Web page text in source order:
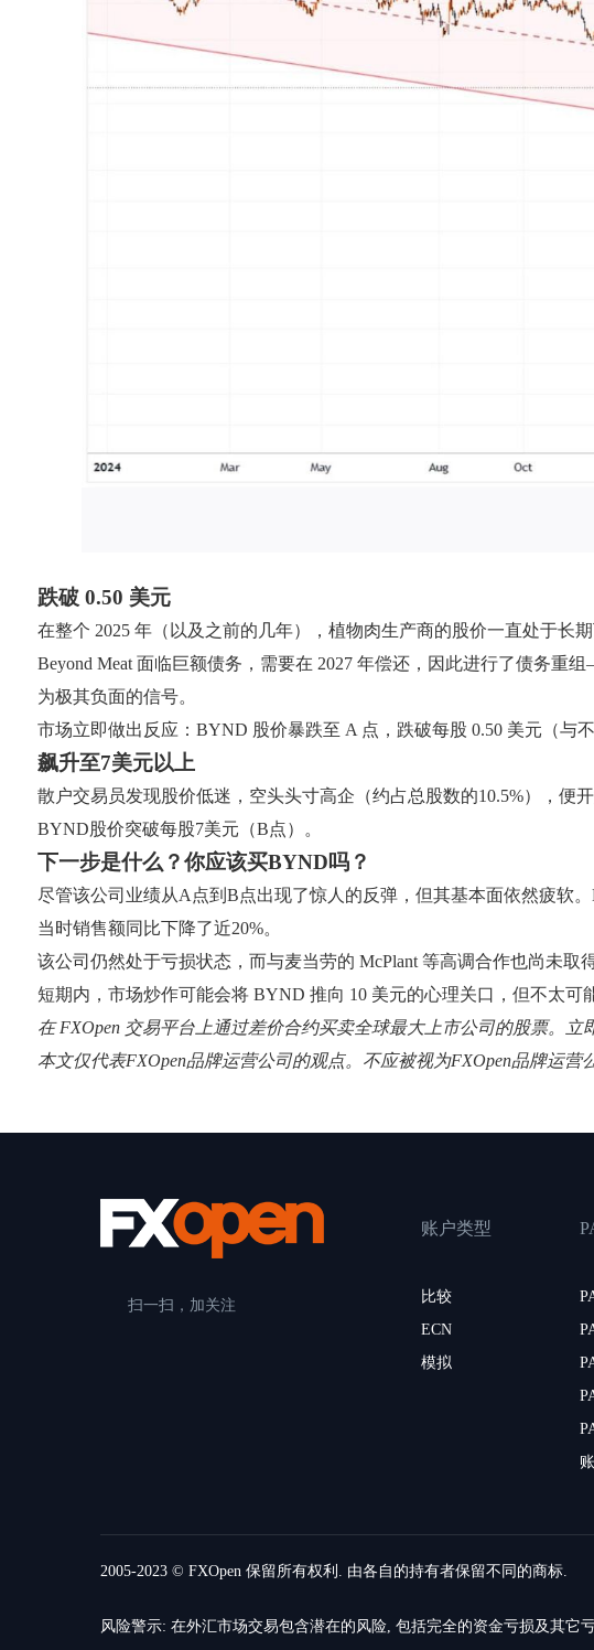
跌破 0.50 美元
在整个 2025 年（以及之前的几年），植物肉生产商的股价一直处于长
Beyond Meat 面临巨额债务，需要在 2027 年偿还，因此进行了债务
为极其负面的信号。
市场立即做出反应：BYND 股价暴跌至 A 点，跌破每股 0.50 美元（与
飙升至7美元以上
散户交易员发现股价低迷，空头头寸高企（约占总股数的10.5%），便
BYND股价突破每股7美元（B点）。
下一步是什么？你应该买BYND吗？
尽管该公司业绩从A点到B点出现了惊人的反弹，但其基本面依然疲软
当时销售额同比下降了近20%。
该公司仍然处于亏损状态，而与麦当劳的 McPlant 等高调合作也尚未取
短期内，市场炒作可能会将 BYND 推向 10 美元的心理关口，但不太
在 FXOpen 交易平台上通过差价合约买卖全球最大上市公司的股票。立
本文仅代表FXOpen品牌运营公司的观点。不应被视为FXOpen品牌运
扫一扫，加关注
账户类型
比较
ECN
模拟
2005-2023 © FXOpen 保留所有权利. 由各自的持有者保留不同的商标.
风险警示: 在外汇市场交易包含潜在的风险, 包括完全的资金亏损及其